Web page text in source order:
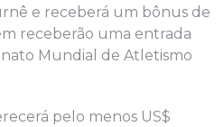
e receberá um bônus de
receberão uma entrada
Mundial de Atletismo
pelo menos US$